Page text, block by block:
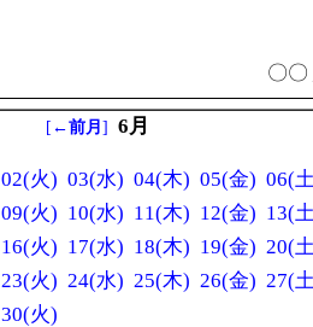
〇
[ ←前月 ] 6月
02(火) 03(水) 04(木) 05(金) 06(
09(火) 10(水) 11(木) 12(金) 13(
16(火) 17(水) 18(木) 19(金) 20(
23(火) 24(水) 25(木) 26(金) 27(
30(火)